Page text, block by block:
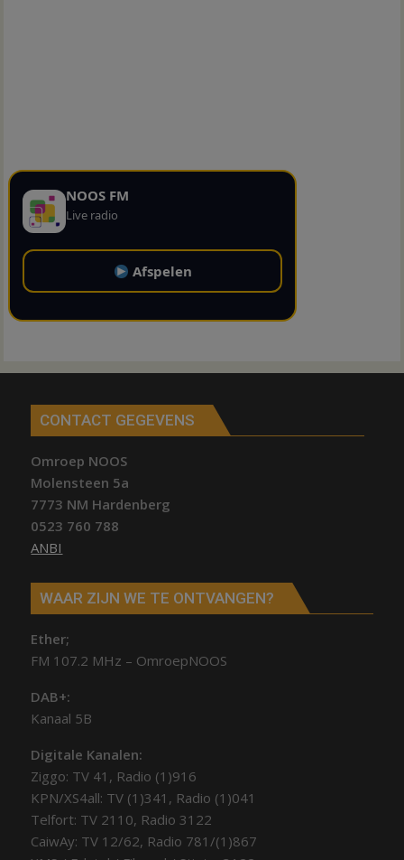
NOOS FM
Live radio
Afspelen
CONTACT GEGEVENS
Omroep NOOS
Molensteen 5a
7773 NM Hardenberg
0523 760 788
ANBI
WAAR ZIJN WE TE ONTVANGEN?
Ether;
FM 107.2 MHz – OmroepNOOS
DAB+:
Kanaal 5B
Digitale Kanalen:
Ziggo: TV 41, Radio (1)916
KPN/XS4all: TV (1)341, Radio (1)041
Telfort: TV 2110, Radio 3122
CaiwAy: TV 12/62, Radio 781/(1)867